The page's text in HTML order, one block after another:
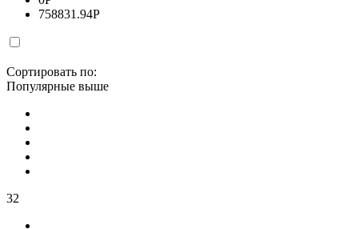
758831.94Р
Сортировать по:
Популярные выше
32